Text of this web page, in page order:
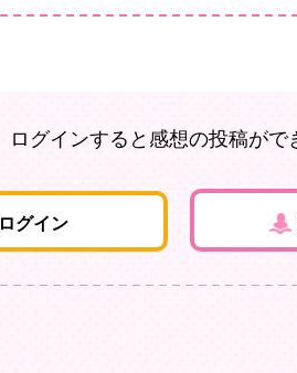
ログインすると感想の投稿がで
ログイン